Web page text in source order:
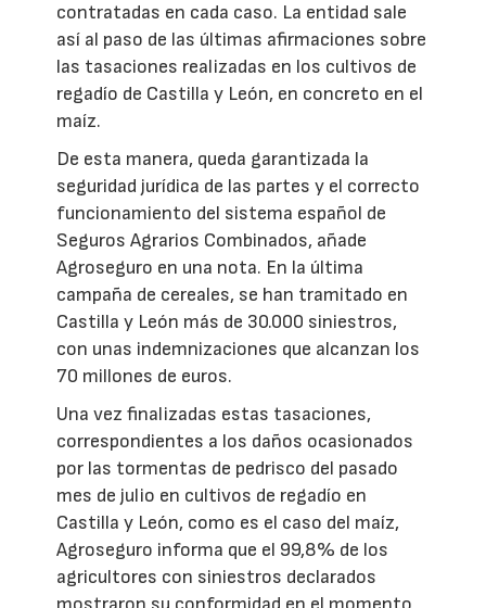
contratadas en cada caso. La entidad sale
así al paso de las últimas afirmaciones sobre
las tasaciones realizadas en los cultivos de
regadío de Castilla y León, en concreto en el
maíz.
De esta manera, queda garantizada la
seguridad jurídica de las partes y el correcto
funcionamiento del sistema español de
Seguros Agrarios Combinados, añade
Agroseguro en una nota. En la última
campaña de cereales, se han tramitado en
Castilla y León más de 30.000 siniestros,
con unas indemnizaciones que alcanzan los
70 millones de euros.
Una vez finalizadas estas tasaciones,
correspondientes a los daños ocasionados
por las tormentas de pedrisco del pasado
mes de julio en cultivos de regadío en
Castilla y León, como es el caso del maíz,
Agroseguro informa que el 99,8% de los
agricultores con siniestros declarados